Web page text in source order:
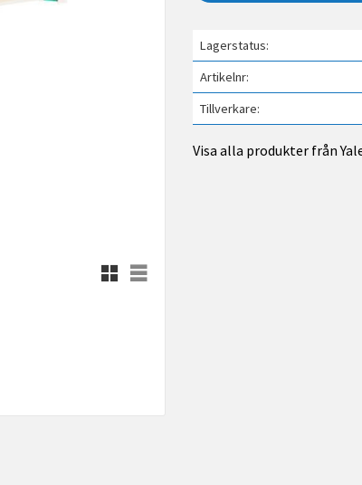
Rutnätsvy
Listvy
Lagerstatus
Artikelnr
Tillverkare
Visa alla produkter från